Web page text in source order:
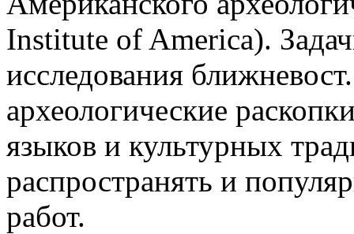
Institute of America).
исследования
археологические
языков и культурных
распространять и
работ.